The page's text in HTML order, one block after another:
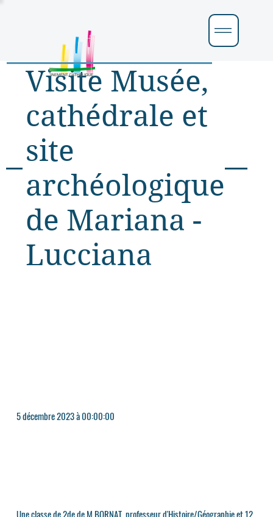
5 décembre 2023 à 00:00:00
Une classe de 2de de M BORNAT, professeur d'Histoire/Géographie et 12
Visite Musée,
cathédrale et
site
archéologique
de Mariana -
Lucciana